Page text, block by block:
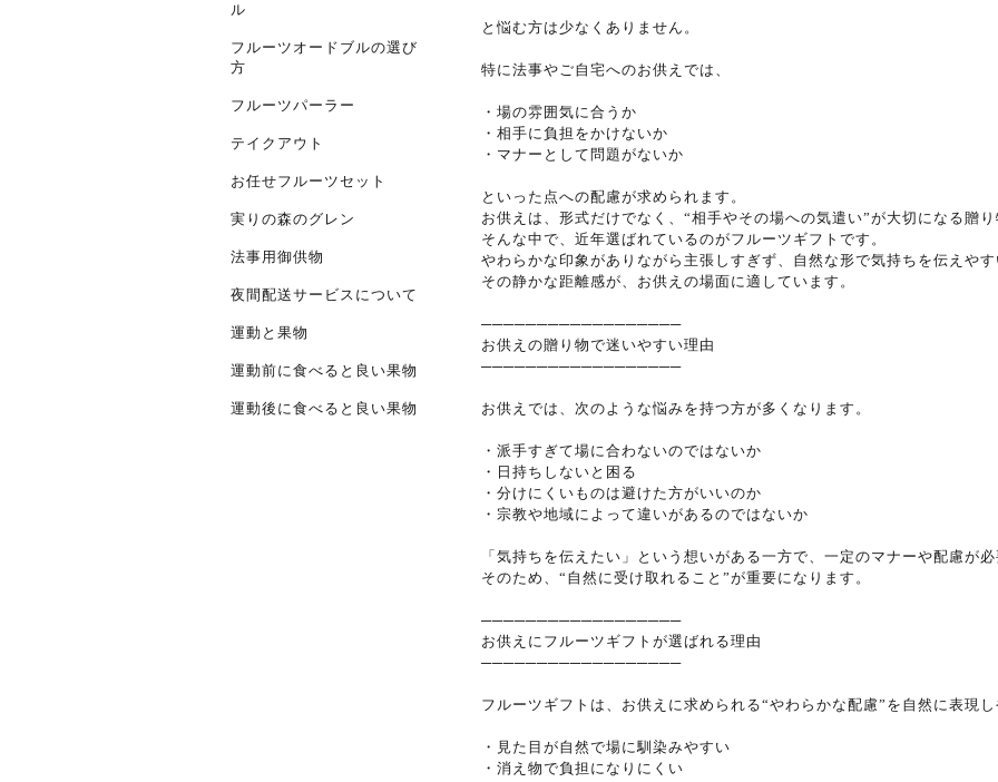
と悩む方は少なくありません。
特に法事やご自宅へのお供えでは、
・場の雰囲気に合うか
・相手に負担をかけないか
・マナーとして問題がないか
といった点への配慮が求められます。
お供えは、形式だけでなく、“相手やその場への気遣い”が大切になる贈
そんな中で、近年選ばれているのがフルーツギフトです。
やわらかな印象がありながら主張しすぎず、自然な形で気持ちを伝えや
その静かな距離感が、お供えの場面に適しています。
──────────────────
お供えの贈り物で迷いやすい理由
──────────────────
お供えでは、次のような悩みを持つ方が多くなります。
・派手すぎて場に合わないのではないか
・日持ちしないと困る
・分けにくいものは避けた方がいいのか
・宗教や地域によって違いがあるのではないか
「気持ちを伝えたい」という想いがある一方で、一定のマナーや配慮が
そのため、“自然に受け取れること”が重要になります。
──────────────────
お供えにフルーツギフトが選ばれる理由
──────────────────
フルーツギフトは、お供えに求められる“やわらかな配慮”を自然に表現
・見た目が自然で場に馴染みやすい
・消え物で負担になりにくい
ル
フルーツオードブルの選び
方
フルーツパーラー
テイクアウト
お任せフルーツセット
実りの森のグレン
法事用御供物
夜間配送サービスについて
運動と果物
運動前に食べると良い果物
運動後に食べると良い果物